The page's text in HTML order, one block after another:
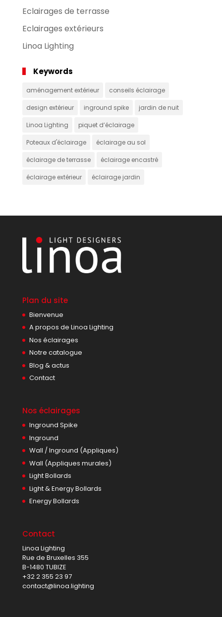
Eclairages de terrasse
Eclairages extérieurs
Linoa Lighting
Keywords
aménagement extérieur conseils éclairage
design extérieur inground spike jardin de nuit
Linoa Lighting piquet d’éclairage
Poteaux d'éclairage éclairage au sol
éclairage de terrasse éclairage encastré
éclairage extérieur éclairage jardin
Plan du site
Bienvenue
A propos de Linoa Lighting
Nos éclairages
Notre catalogue
Blog & actus
Contact
Nos éclairages
Inground Spike
Inground
Wall / Inground (Appliques)
Wall (Appliques murales)
Light Bollards
Light & Energy Bollards
Energy Bollards
Contact
Linoa Lighting
Rue de Bruxelles 355
B-1480 TUBIZE
+32 2 355 23 97
contact@linoa.lighting